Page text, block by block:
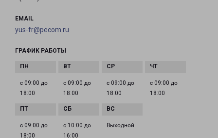
EMAIL
yus-fr@pecom.ru
ГРАФИК РАБОТЫ
с 09:00 до
18:00
с 09:00 до
18:00
с 09:00 до
18:00
с 09:00 до
18:00
с 09:00 до
18:00
с 10:00 до
16:00
Выходной